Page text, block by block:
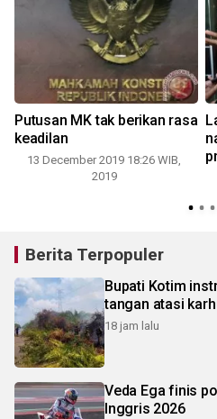
Putusan MK tak berikan rasa
keadilan
13 December 2019 18:26 WIB,
2019
Berita Terpopuler
Bupati Kotim
tangan atasi
18 jam lalu
Veda Ega finis
Inggris 2026